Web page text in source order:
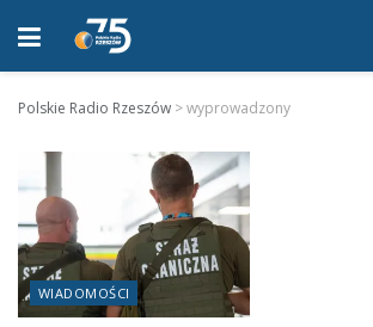
Polskie Radio Rzeszów >wyprowadzony
WIADOMOŚCI